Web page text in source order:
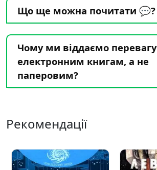
Що ще можна почитати 💬?
Чому ми віддаємо перевагу
електронним книгам, а не
паперовим?
Рекомендації